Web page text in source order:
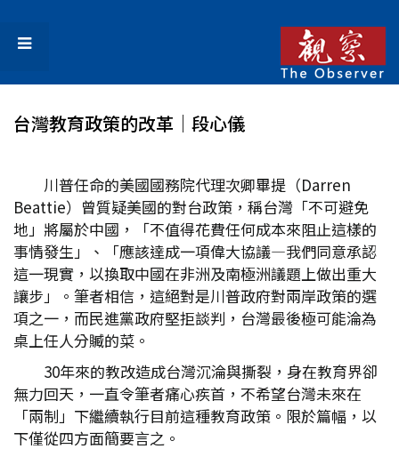
台灣教育政策的改革│段心儀
川普任命的美國國務院代理次卿畢提（Darren
Beattie）曾質疑美國的對台政策，稱台灣「不可避免
地」將屬於中國，「不值得花費任何成本來阻止這樣的
事情發生」、「應該達成一項偉大協議—我們同意承認
這一現實，以換取中國在非洲及南極洲議題上做出重大
讓步」。筆者相信，這絕對是川普政府對兩岸政策的選
項之一，而民進黨政府堅拒談判，台灣最後極可能淪為
桌上任人分贓的菜。
30年來的教改造成台灣沉淪與撕裂，身在教育界卻
無力回天，一直令筆者痛心疾首，不希望台灣未來在
「兩制」下繼續執行目前這種教育政策。限於篇幅，以
下僅從四方面簡要言之。